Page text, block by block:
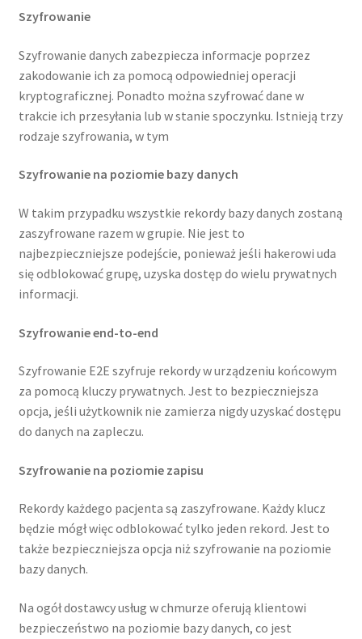
Szyfrowanie
Szyfrowanie danych zabezpiecza informacje poprzez
zakodowanie ich za pomocą odpowiedniej operacji
kryptograficznej. Ponadto można szyfrować dane w
trakcie ich przesyłania lub w stanie spoczynku. Istnieją trzy
rodzaje szyfrowania, w tym
Szyfrowanie na poziomie bazy danych
W takim przypadku wszystkie rekordy bazy danych zostaną
zaszyfrowane razem w grupie. Nie jest to
najbezpieczniejsze podejście, ponieważ jeśli hakerowi uda
się odblokować grupę, uzyska dostęp do wielu prywatnych
informacji.
Szyfrowanie end-to-end
Szyfrowanie E2E szyfruje rekordy w urządzeniu końcowym
za pomocą kluczy prywatnych. Jest to bezpieczniejsza
opcja, jeśli użytkownik nie zamierza nigdy uzyskać dostępu
do danych na zapleczu.
Szyfrowanie na poziomie zapisu
Rekordy każdego pacjenta są zaszyfrowane. Każdy klucz
będzie mógł więc odblokować tylko jeden rekord. Jest to
także bezpieczniejsza opcja niż szyfrowanie na poziomie
bazy danych.
Na ogół dostawcy usług w chmurze oferują klientowi
bezpieczeństwo na poziomie bazy danych, co jest